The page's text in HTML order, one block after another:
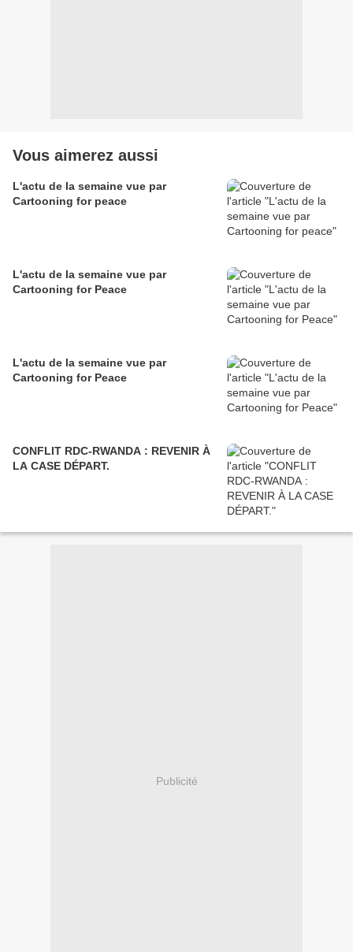
Vous aimerez aussi
L'actu de la semaine vue par
Cartooning for peace
L'actu de la semaine vue par
Cartooning for Peace
L'actu de la semaine vue par
Cartooning for Peace
CONFLIT RDC-RWANDA : REVENIR À
LA CASE DÉPART.
Publicité